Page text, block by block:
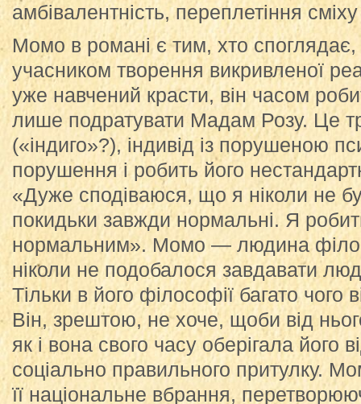
амбівалентність, переплетіння сміху
Момо в романі є тим, хто споглядає,
учасником творення викривленої
уже навчений красти, він часом
лише подратувати Мадам Розу. Це
(«індиго»?), індивід із порушеною
порушення і робить його
«Дуже сподіваюся, що я ніколи не
покидьки завжди нормальні. Я
нормальним». Момо — людина
ніколи не подобалося завдавати
Тільки в його філософії багато чого
Він, зрештою, не хоче, щоби від
як і вона свого часу оберігала його
соціально правильного притулку.
її національне вбрання,